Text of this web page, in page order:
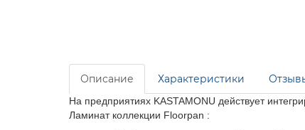
Описание Характеристики
На предприятиях KASTAMONU действует
Ламинат коллекции Floorpan :